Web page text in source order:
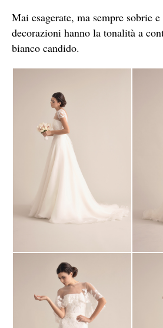
Mai esagerate, ma sempre sobrie
decorazioni hanno la tonalità a
bianco candido.